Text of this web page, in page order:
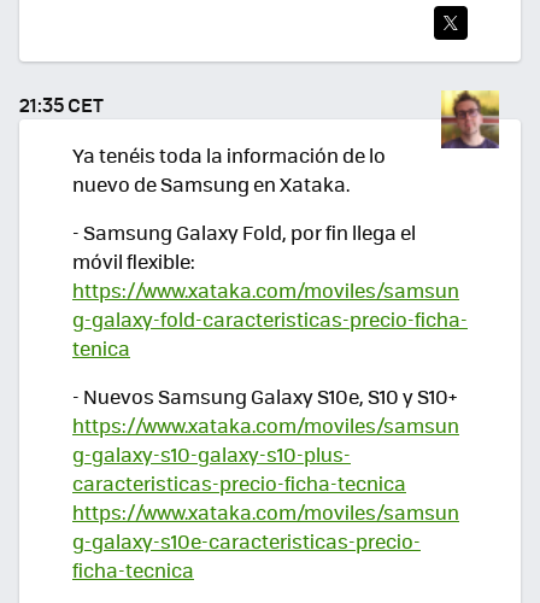
TWI
TEA
R
21:35 CET
Ya tenéis toda la información de lo
nuevo de Samsung en Xataka.
- Samsung Galaxy Fold, por fin llega el
móvil flexible:
https://www.xataka.com/moviles/samsun
g-galaxy-fold-caracteristicas-precio-ficha-
tenica
- Nuevos Samsung Galaxy S10e, S10 y S10+
https://www.xataka.com/moviles/samsun
g-galaxy-s10-galaxy-s10-plus-
caracteristicas-precio-ficha-tecnica
https://www.xataka.com/moviles/samsun
g-galaxy-s10e-caracteristicas-precio-
ficha-tecnica